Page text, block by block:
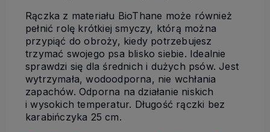
Rączka z materiału BioThane może również
pełnić rolę krótkiej smyczy, którą można
przypiąć do obroży, kiedy potrzebujesz
trzymać swojego psa blisko siebie. Idealnie
sprawdzi się dla średnich i dużych psów. Jest
wytrzymała, wodoodporna, nie wchłania
zapachów. Odporna na działanie niskich
i wysokich temperatur. Długość rączki bez
karabińczyka 25 cm.